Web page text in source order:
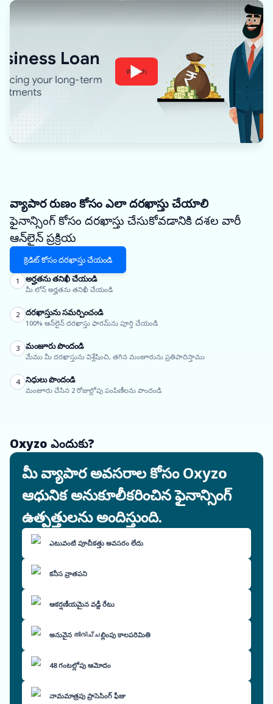
Watch
వ్యాపార రుణం కోసం ఎలా దరఖాస్తు చేయాలి
ఫైనాన్సింగ్ కోసం దరఖాస్తు చేసుకోవడానికి దశల వారీ
ఆన్‌లైన్ ప్రక్రియ
క్రెడిట్ కోసం దరఖాస్తు చేయండి
1 అర్హతను తనిఖీ చేయండి
మీ లోన్ అర్హతను తనిఖీ చేయండి
2 దరఖాస్తును సమర్పించండి
100% ఆన్‌లైన్ దరఖాస్తు ఫారమ్‌ను పూర్తి చేయండి
3 మంజూరు పొందండి
మేము మీ దరఖాస్తును విశ్లేషించి, తగిన మంజూరును ప్రతిపాదిస్తాము
4 నిధులు పొందండి
మంజూరు చేసిన 2 రోజుల్లోపు పంపిణీలను పొందండి
Oxyzo ఎందుకు?
మీ వ్యాపార అవసరాల కోసం Oxyzo
ఆధునిక అనుకూలీకరించిన ఫైనాన్సింగ్
ఉత్పత్తులను అందిస్తుంది.
ఎటువంటి పూచీకత్తు అవసరం లేదు
కనీస వ్రాతపని
ఆకర్షణీయమైన వడ్డీ రేటు
అనువైన തിരിച്ചల్లింపు కాలపరిమితి
48 గంటల్లోపు ఆమోదం
నామమాత్రపు ప్రాసెసింగ్ ఫీజు